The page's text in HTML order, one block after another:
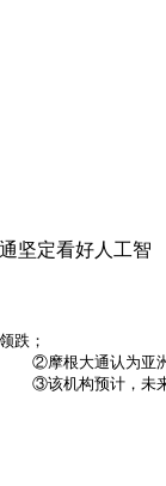
坚定看好人工智
跌；
根大通认为亚洲科
机构预计，未来